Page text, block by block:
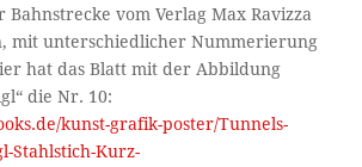
Bahnstrecke vom Verlag Max Ravizza
mit unterschiedlicher Nummerierung
hat das Blatt mit der Abbildung
die Nr. 10:
kunst-grafik-poster/Tunnels-
Stahlstich-Kurz-